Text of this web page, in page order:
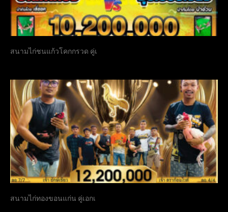
สนามไก่ชนแก้วโคกกรวด คู่เ
สนามไก่ทองขอนแก่น คู่เอกเ